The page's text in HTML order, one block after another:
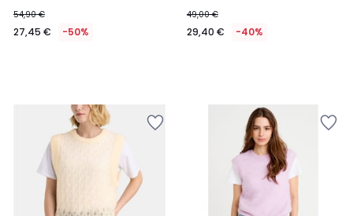
54,90 €
27,45 € -50%
49,00 €
29,40 € -40%